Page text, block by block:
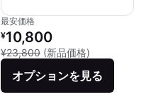
最安価格
リファービッシュ品の価格：
¥10,800
¥23,800 (新品価格)
オプションを見る